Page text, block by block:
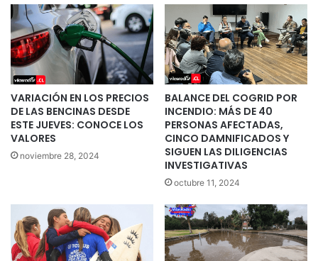
VARIACIÓN EN LOS PRECIOS
DE LAS BENCINAS DESDE
ESTE JUEVES: CONOCE LOS
VALORES
noviembre 28, 2024
BALANCE DEL COGRID POR
INCENDIO: MÁS DE 40
PERSONAS AFECTADAS,
CINCO DAMNIFICADOS Y
SIGUEN LAS DILIGENCIAS
INVESTIGATIVAS
octubre 11, 2024